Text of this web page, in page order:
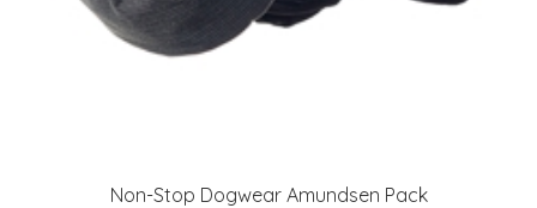
Non-Stop Dogwear Amundsen Pack